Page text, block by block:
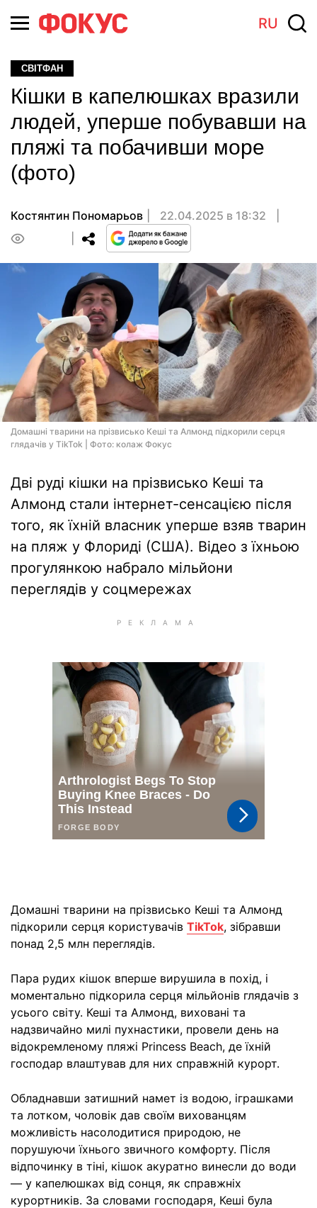
RU
СВІТФАН
Кішки в капелюшках вразили
людей, уперше побувавши на
пляжі та побачивши море
(фото)
Костянтин Пономарьов
22.04.2025 в 18:32
Домашні тварини на прізвисько Кеші та Алмонд підкорили серця
глядачів у TikTok | Фото: колаж Фокус
Дві руді кішки на прізвисько Кеші та
Алмонд стали інтернет-сенсацією після
того, як їхній власник уперше взяв тварин
на пляж у Флориді (США). Відео з їхньою
прогулянкою набрало мільйони
переглядів у соцмережах
Домашні тварини на прізвисько Кеші та Алмонд
підкорили серця користувачів TikTok, зібравши
понад 2,5 млн переглядів.
Пара рудих кішок вперше вирушила в похід, і
моментально підкорила серця мільйонів глядачів з
усього світу. Кеші та Алмонд, виховані та
надзвичайно милі пухнастики, провели день на
відокремленому пляжі Princess Beach, де їхній
господар влаштував для них справжній курорт.
Обладнавши затишний намет із водою, іграшками
та лотком, чоловік дав своїм вихованцям
можливість насолодитися природою, не
порушуючи їхнього звичного комфорту. Після
відпочинку в тіні, кішок акуратно винесли до води
— у капелюшках від сонця, як справжніх
курортників. За словами господаря, Кеші була